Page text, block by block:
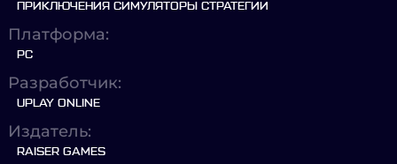
ПРИКЛЮЧЕНИЯ СИМУЛЯТОРЫ СТРАТЕГИИ
Платформа:
PC
Разработчик:
UPLAY ONLINE
Издатель:
RAISER GAMES